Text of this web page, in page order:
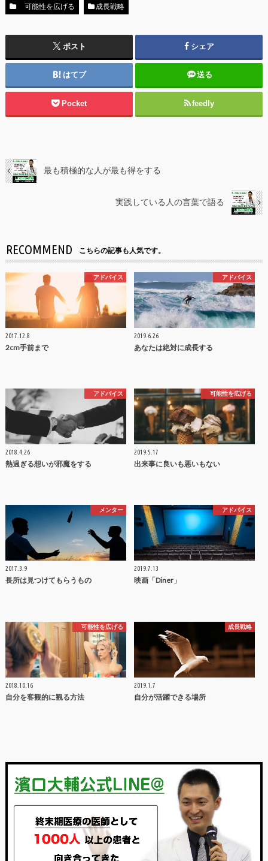
可能性を広げる 成長戦略
ポスト シェア
はてブ 送る
Pocket feedly
最も積極的な人が最も得をする
実践している人の言葉で語る
RECOMMEND こちらの記事も人気です。
アドバイス
2017.12.8
2cm手前まで
アドバイス
2019.6.26
あなたは絶対に成長する
アドバイス
2018.4.26
熱過ぎる想いが邪魔をする
可能性を広げる
2019.5.17
出来事に良いも悪いもない
メンター
2017.3.9
長所は見つけてもらうもの
アドバイス
2019.7.13
映画「Diner」
可能性を広げる
2018.10.16
自分を客観的に観る方法
成長戦略
2019.1.7
自分が活躍できる場所